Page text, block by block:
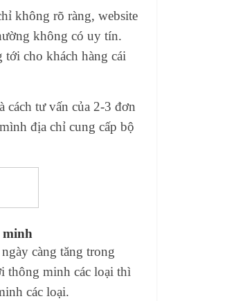
không rõ ràng, website
không có uy tín.
cho khách hàng cái
cách tư vấn của 2-3 đơn
địa chỉ cung cấp bộ
minh
càng tăng trong
thông minh các loại thì
các loại.